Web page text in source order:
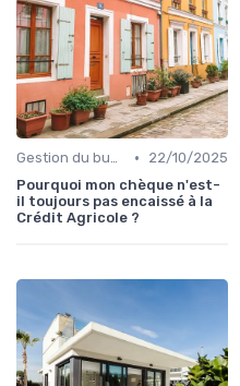
Gestion du budget •
22/10/2025
Pourquoi mon chèque n'est-
il toujours pas encaissé à la
Crédit Agricole ?